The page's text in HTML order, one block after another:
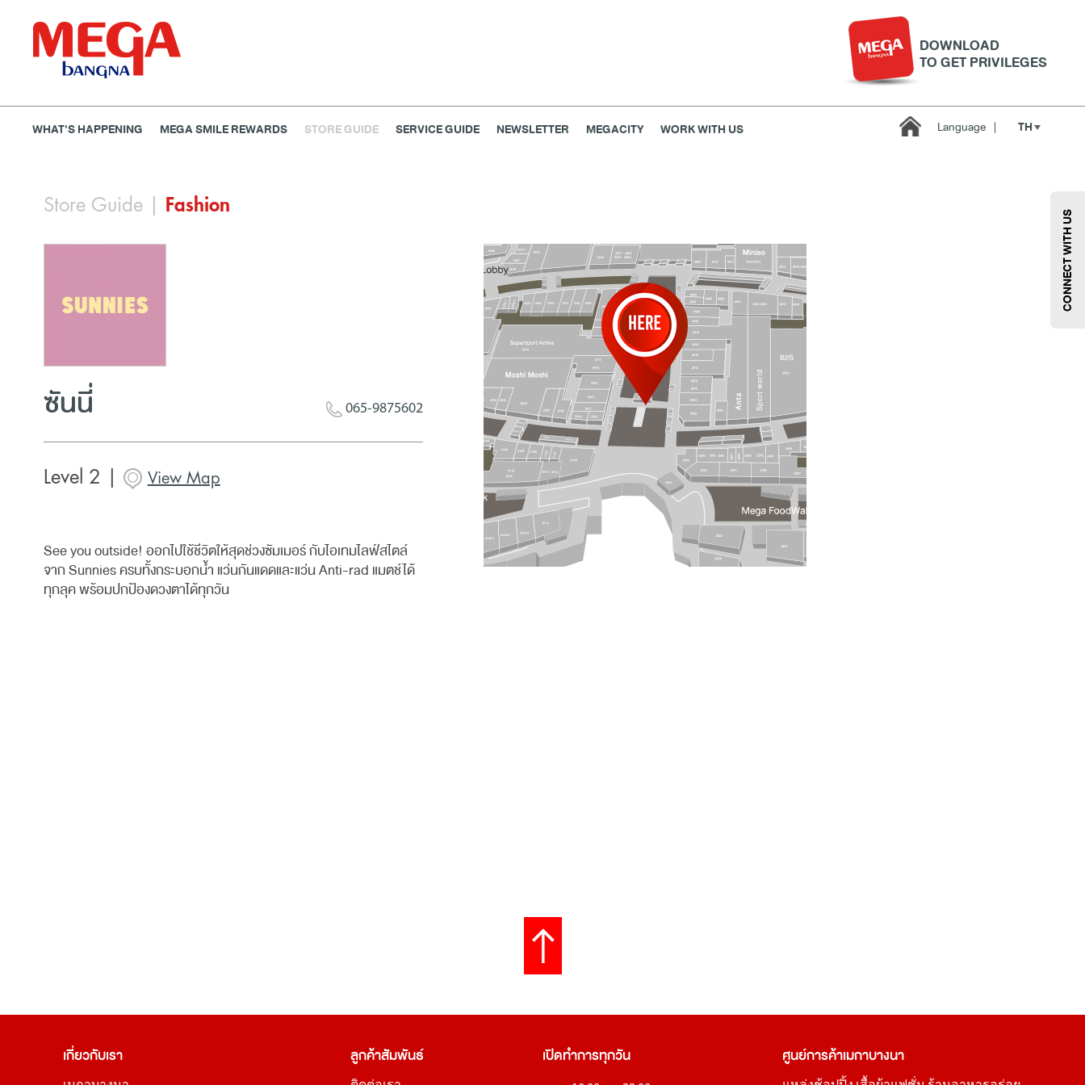
DOWNLOAD
TO GET PRIVILEGES
WHAT'S HAPPENING MEGA SMILE REWARDS STORE GUIDE SERVICE GUIDE NEWSLETTER MEGACITY WORK WITH US Language | TH
ธนาคาร ร้านอาหาร เอ็นเตอร์เทนเม้นท์
แฟชั่น@Megabangna
CONNECT WITH US
Store Guide| Fashion
ซันนี่ 065-9875602
Level 2 | View Map
See you outside! ออกไปใช้ชีวิตให้สุดช่วงซัมเมอร์ กับไอเทมไลฟ์สไตล์
จาก Sunnies ครบทั้งกระบอกน้ำ แว่นกันแดดและแว่น Anti-rad แมตช์ได้
ทุกลุค พร้อมปกป้องดวงตาได้ทุกวัน
เกี่ยวกับเรา ลูกค้าสัมพันธ์ เปิดทำการทุกวัน ศูนย์การค้าเมกาบางนา